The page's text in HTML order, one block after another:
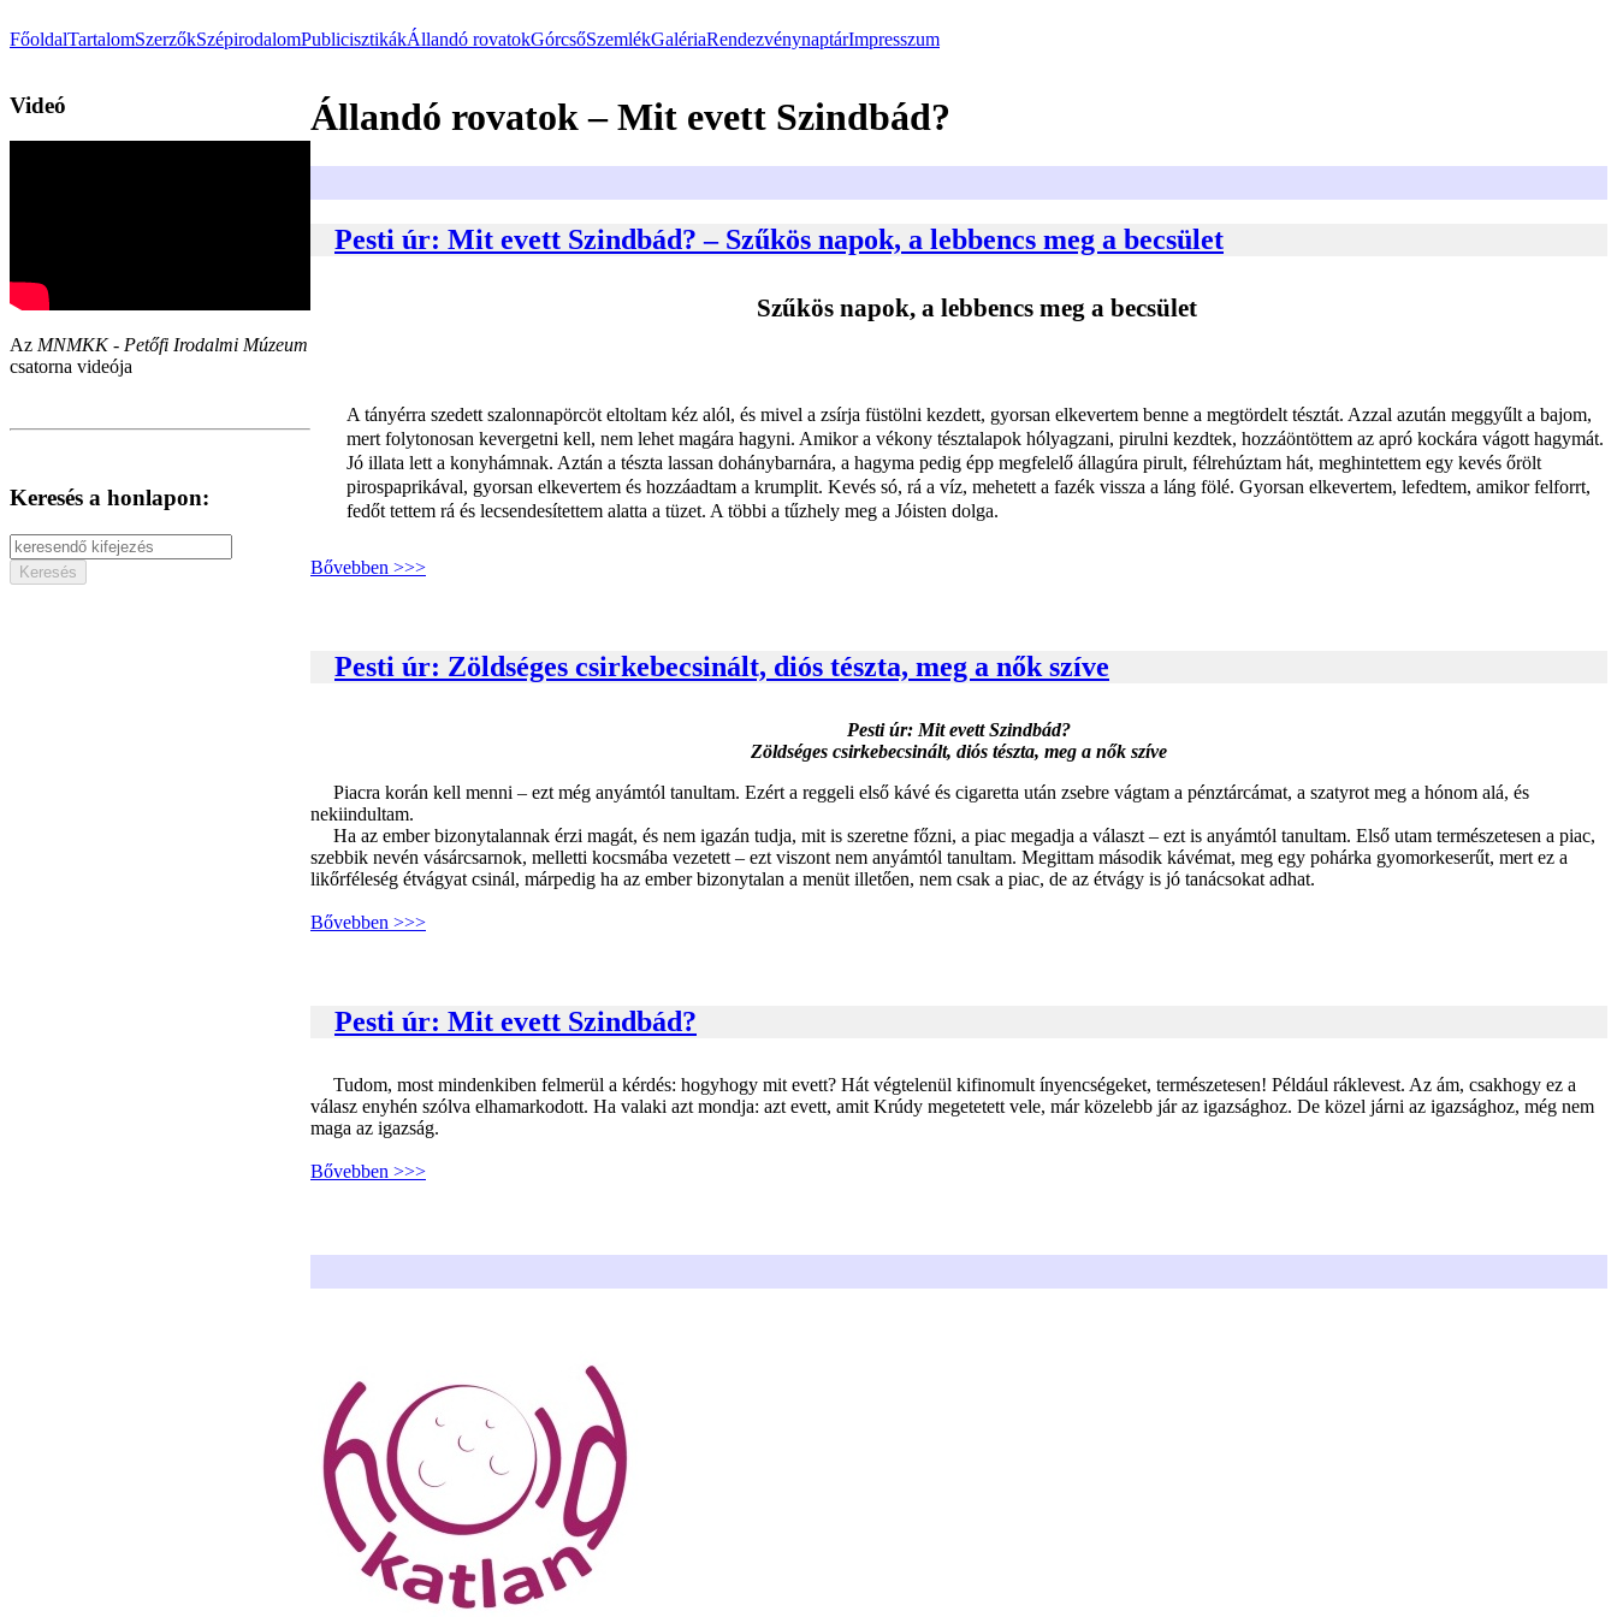
FőoldalTartalomSzerzőkSzépirodalomPublicisztikákÁllandó rovatokGórcsőSzemlékGalériaRendezvénynaptárImpresszum
Videó
Az MNMKK - Petőfi Irodalmi Múzeum
csatorna videója
Keresés a honlapon:
Állandó rovatok – Mit evett Szindbád?
Pesti úr: Mit evett Szindbád? – Szűkös napok, a lebbencs meg a becsület
Szűkös napok, a lebbencs meg a becsület
A tányérra szedett szalonnapörcöt eltoltam kéz alól, és mivel a zsírja füstölni kezdett, gyorsan elkevertem benne a megtördelt tésztát. Azzal azután meggyűlt a bajom,
mert folytonosan kevergetni kell, nem lehet magára hagyni. Amikor a vékony tésztalapok hólyagzani, pirulni kezdtek, hozzáöntöttem az apró kockára vágott hagymát.
Jó illata lett a konyhámnak. Aztán a tészta lassan dohánybarnára, a hagyma pedig épp megfelelő állagúra pirult, félrehúztam hát, meghintettem egy kevés őrölt
pirospaprikával, gyorsan elkevertem és hozzáadtam a krumplit. Kevés só, rá a víz, mehetett a fazék vissza a láng fölé. Gyorsan elkevertem, lefedtem, amikor felforrt,
fedőt tettem rá és lecsendesítettem alatta a tüzet. A többi a tűzhely meg a Jóisten dolga.
Bővebben >>>
Pesti úr: Zöldséges csirkebecsinált, diós tészta, meg a nők szíve
Pesti úr: Mit evett Szindbád?
Zöldséges csirkebecsinált, diós tészta, meg a nők szíve
Piacra korán kell menni – ezt még anyámtól tanultam. Ezért a reggeli első kávé és cigaretta után zsebre vágtam a pénztárcámat, a szatyrot meg a hónom alá, és
nekiindultam.
Ha az ember bizonytalannak érzi magát, és nem igazán tudja, mit is szeretne főzni, a piac megadja a választ – ezt is anyámtól tanultam. Első utam természetesen a piac,
szebbik nevén vásárcsarnok, melletti kocsmába vezetett – ezt viszont nem anyámtól tanultam. Megittam második kávémat, meg egy pohárka gyomorkeserűt, mert ez a
likőrféleség étvágyat csinál, márpedig ha az ember bizonytalan a menüt illetően, nem csak a piac, de az étvágy is jó tanácsokat adhat.
Bővebben >>>
Pesti úr: Mit evett Szindbád?
Tudom, most mindenkiben felmerül a kérdés: hogyhogy mit evett? Hát végtelenül kifinomult ínyencségeket, természetesen! Például ráklevest. Az ám, csakhogy ez a
válasz enyhén szólva elhamarkodott. Ha valaki azt mondja: azt evett, amit Krúdy megetetett vele, már közelebb jár az igazsághoz. De közel járni az igazsághoz, még nem
maga az igazság.
Bővebben >>>